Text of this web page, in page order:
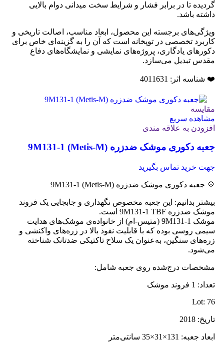
گردیده تا در برابر فشار و شرایط سخت میدانی دوام بالایی
داشته باشد.
ویژگی‌های برجسته این محصول، ابعاد مناسب، اصالت تاریخی و
کاربرد تخصصی در توپخانه است که آن را به گزینه‌ای خاص برای
دکورهای یادگاری، پروژه‌های نمایشی و نمایشگاه‌های دفاع
مقدس تبدیل می‌سازد.
❤️ شناسه اثر: 4011631
مقایسه
مشاهده سریع
افزودن به علاقه مندی
جعبه دکوری موشک ضدزره 9M131-1 (Metis-M)
جهت خرید تماس بگیرید
💠 جعبه دکوری موشک ضدزره 9M131-1 (Metis-M)
بیشتر بدانیم: این جعبه مخصوص نگهداری و جابجایی یک فروند
موشک ضدزره 9M131-1 TBF است.
موشک 9M131-1 (متیس-ام) از خانواده‌ی موشک‌های هدایت
سیمی روسی بوده که با قابلیت نفوذ بالا در زره‌های واکنشی و
زره‌های سنگین، به‌عنوان یک سلاح تاکتیکی ضدتانک شناخته
می‌شود.
مشخصات درج‌شده روی جعبه شامل:
تعداد: 1 فروند موشک
Lot: 76
تاریخ: 2018
ابعاد جعبه: 131×31×35 سانتی‌متر